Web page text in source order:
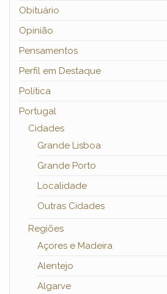
Obituário
Opinião
Pensamentos
Perfil em Destaque
Política
Portugal
Cidades
Grande Lisboa
Grande Porto
Localidade
Outras Cidades
Regiões
Açores e Madeira
Alentejo
Algarve